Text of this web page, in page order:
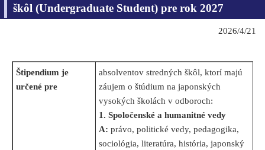
škôl (Undergraduate Student) pre rok 2027
2026/4/21
Štipendium je
určené pre
absolventov stredných škôl, ktorí majú
záujem o štúdium na japonských
vysokých školách v odboroch:
1. Spoločenské a humanitné vedy
A: právo, politické vedy, pedagogika,
sociológia, literatúra, história, japonský